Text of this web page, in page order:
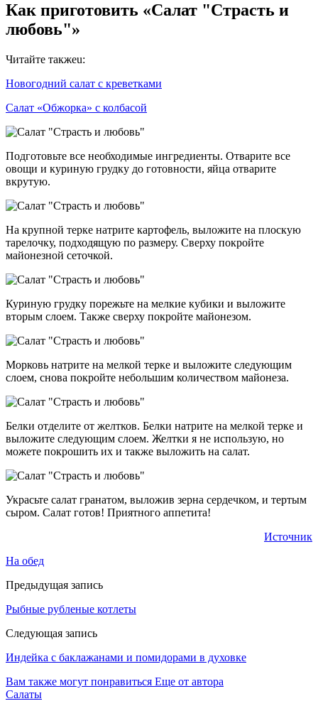
Как приготовить «Салат "Страсть и
любовь"»
Читайте такжеu:
Новогодний салат с креветками
Салат «Обжорка» с колбасой
Подготовьте все необходимые ингредиенты. Отварите все
овощи и куриную грудку до готовности, яйца отварите
вкрутую.
На крупной терке натрите картофель, выложите на плоскую
тарелочку, подходящую по размеру. Сверху покройте
майонезной сеточкой.
Куриную грудку порежьте на мелкие кубики и выложите
вторым слоем. Также сверху покройте майонезом.
Морковь натрите на мелкой терке и выложите следующим
слоем, снова покройте небольшим количеством майонеза.
Белки отделите от желтков. Белки натрите на мелкой терке и
выложите следующим слоем. Желтки я не использую, но
можете покрошить их и также выложить на салат.
Украсьте салат гранатом, выложив зерна сердечком, и тертым
сыром. Салат готов! Приятного аппетита!
Источник
На обед
Предыдущая запись
Рыбные рубленые котлеты
Следующая запись
Индейка с баклажанами и помидорами в духовке
Вам также могут понравиться Еще от автора
Салаты